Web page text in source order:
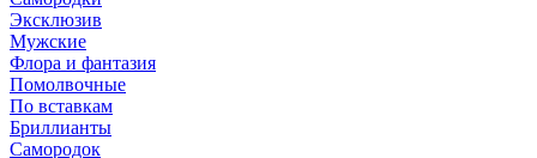
Эксклюзив
Мужские
Флора и фантазия
Помолвочные
По вставкам
Бриллианты
Самородок